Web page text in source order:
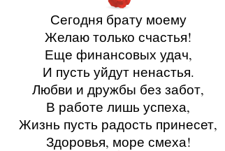
Сегодня брату моему
Желаю только счастья!
Еще финансовых удач,
И пусть уйдут ненастья.
Любви и дружбы без забот,
В работе лишь успеха,
Жизнь пусть радость принесет,
Здоровья, море смеха!